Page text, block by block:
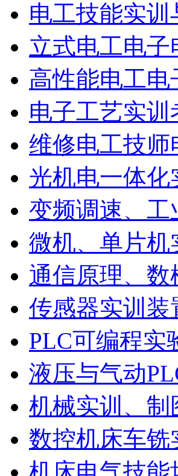
电工技能实
立式电工电
高性能电工
电子工艺实训
维修电工技
光机电一体化
变频调速、
微机、单片机
通信原理、
传感器实训
PLC可编程实
液压与气动
机械实训、
数控机床车铣